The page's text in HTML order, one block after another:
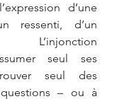
d’une
ressenti, d’un
L’injonction
seul ses
seul des
– ou à